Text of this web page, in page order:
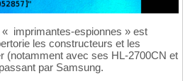
« imprimantes-espionnes » est
les constructeurs et les
(notamment avec ses HL-2700CN et
par Samsung.